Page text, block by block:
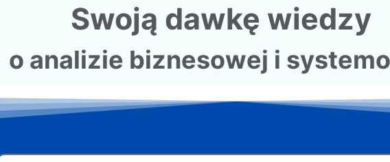
Swoją dawkę wiedzy
o analizie biznesowej i